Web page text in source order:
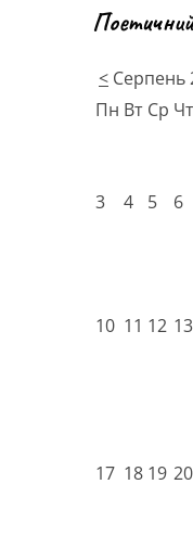
< Серпень
Пн Вт Ср Чт
3 4 5 6
10 11 12 13
17 18 19 20